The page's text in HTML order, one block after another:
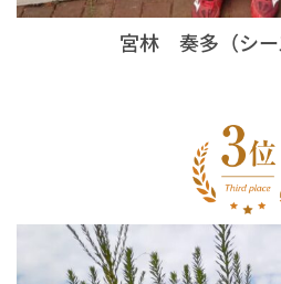
宮林 奏多（シー